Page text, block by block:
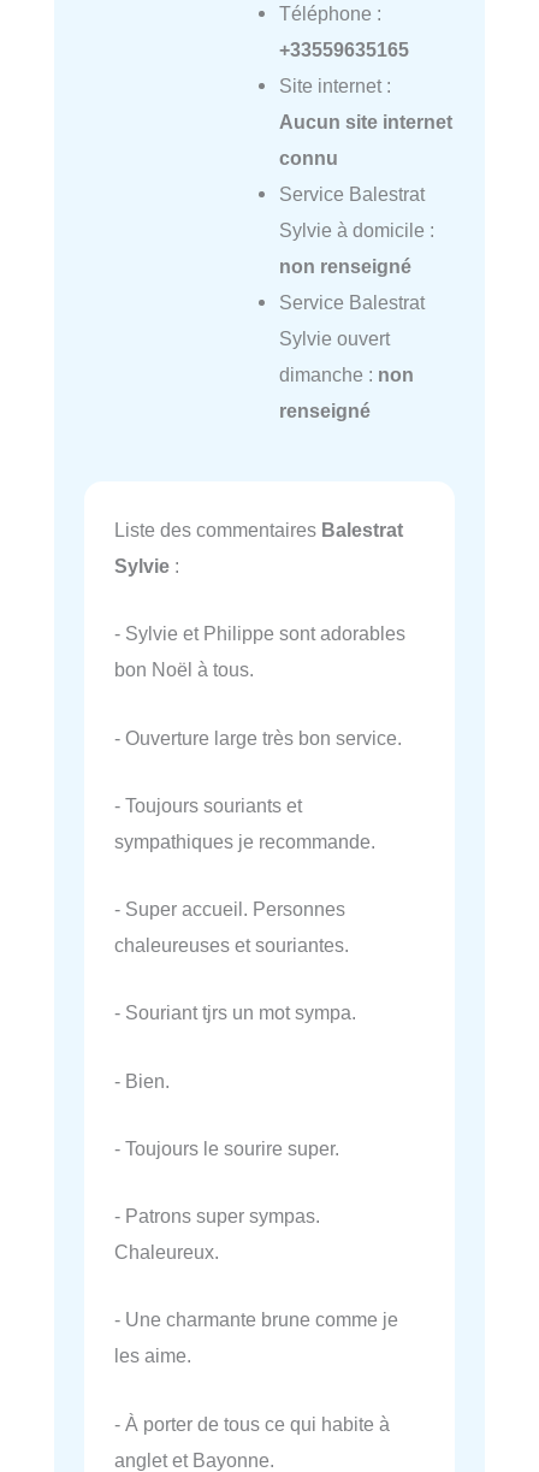
Téléphone :
+33559635165
Site internet :
Aucun site internet
connu
Service Balestrat
Sylvie à domicile :
non renseigné
Service Balestrat
Sylvie ouvert
dimanche : non
renseigné
Liste des commentaires Balestrat
Sylvie :
- Sylvie et Philippe sont adorables
bon Noël à tous.
- Ouverture large très bon service.
- Toujours souriants et
sympathiques je recommande.
- Super accueil. Personnes
chaleureuses et souriantes.
- Souriant tjrs un mot sympa.
- Bien.
- Toujours le sourire super.
- Patrons super sympas.
Chaleureux.
- Une charmante brune comme je
les aime.
- À porter de tous ce qui habite à
anglet et Bayonne.